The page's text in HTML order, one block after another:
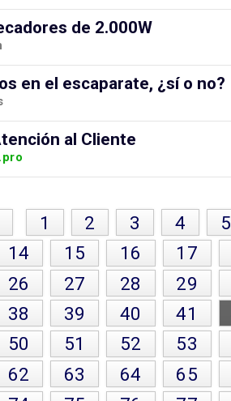
de 2.000W
en el escaparate, ¿sí o no?
al Cliente
1 2 3 4 5
14 15 16 17
26 27 28 29
38 39 40 41
50 51 52 53
62 63 64 65